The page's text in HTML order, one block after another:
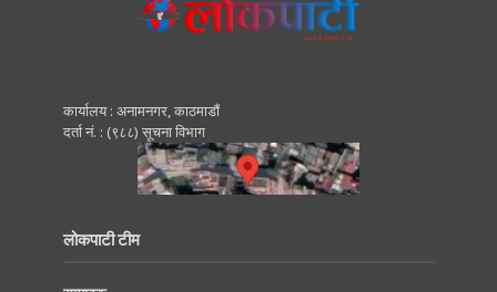
कार्यालय : अनामनगर, काठमाडाैं
दर्ता नं. : (९८८) सूचना विभाग
लोकपाटी टीम